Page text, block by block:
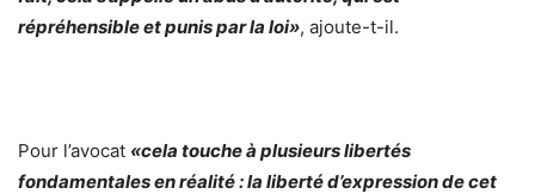
répréhensible et punis par la loi», ajoute-t-il.
Pour l’avocat «cela touche à plusieurs libertés
fondamentales en réalité : la liberté d’expression de cet